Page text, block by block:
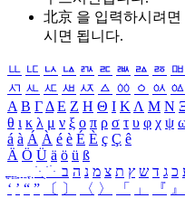
北京 을 입력하시려면
시면 됩니다.
ㅥ ㅦ ㅧ ㅨ ㅩ ㅪ ㅫ ㅬ ㅭ ㅮ
ㅺ ㅻ ㅼ ㅽ ㅾ ㅿ ㆀ ㆁ ㆂ ㆃ
Α Β ΓΔ Ε Ζ Η Θ Ι ΚΛ Μ Ν
θ ι κ λ μ ν ξ ο π ρ σ τ υ φ χ ψ
á à Á À é è É È ç Ç ê
Ä Ö Ü ä ö ü ß
ִֶֹ ֻּ ׁׂ כ ג ד ש ץ ת צ מ נ ה ב
‘ ’ “ ” 〔 〕 〈 〉 「 」 『 』